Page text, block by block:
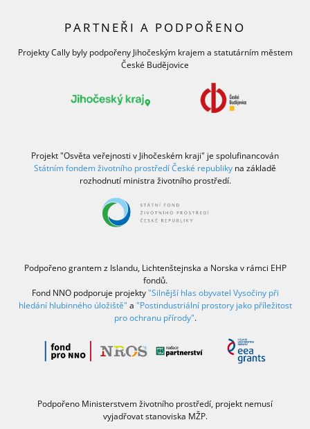
PARTNEŘI A PODPOŘENO
Projekty Cally byly podpořeny Jihočeským krajem a statutárním městem
České Budějovice
Projekt "Osvěta veřejnosti v Jihočeském kraji" je spolufinancován
Státním fondem životního prostředí České republiky na základě
rozhodnutí ministra životního prostředí.
Podpořeno grantem z Islandu, Lichtenštejnska a Norska v rámci EHP
fondů.
Fond NNO podporuje projekty"Silnější hlas obyvatel Vysočiny při
hledání hlubinného úložiště" a "Postindustriální prostory jako příležitost
pro ochranu přírody".
Podpořeno Ministerstvem životního prostředí, projekt nemusí
vyjadřovat stanoviska MŽP.